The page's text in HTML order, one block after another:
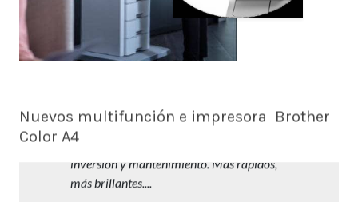
Nuevos multifunción e impresora Brother
Color A4